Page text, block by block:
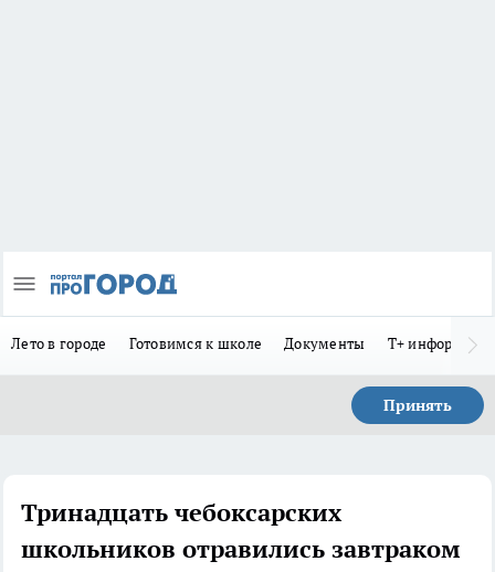
Лето в городе Готовимся к школе Документы Т+
Принять
Тринадцать чебоксарских
школьников отравились завтраком